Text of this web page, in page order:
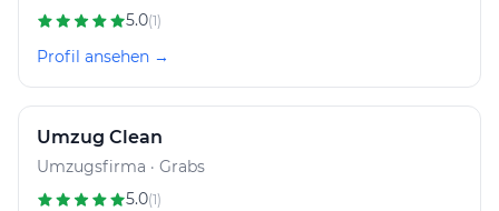
5.0(1)
Profil ansehen →
Umzug Clean
Umzugsfirma · Grabs
5.0(1)